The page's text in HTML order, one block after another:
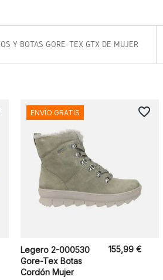
Y BOTAS GORE-TEX GTX DE MUJER
Legero 2-000530
Gore-Tex Botas
Cordón Mujer
155,99 €
ENVÍO GRATIS favorite_border